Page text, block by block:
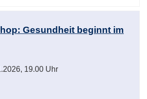
Gesundheit beginnt im
19.00 Uhr